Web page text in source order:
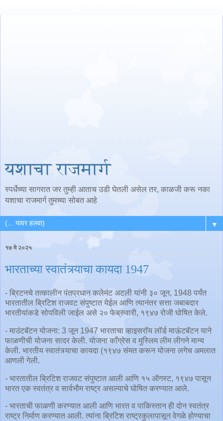
यशाचा राजमार्ग
स्पर्धेच्या सागरात जर तुम्ही आताच उडी घेतली असेल तर, काळजी करू नका
यशाचा राजमार्ग तुमच्या सोबत आहे
▼
१७ मे २०२५
भारताच्या स्वातंत्र्याचा कायदा 1947
- ब्रिटनचे तत्कालीन पंतप्रधान कलेमंट अटली यांनी ३० जून, 1948 पर्यंत
भारतातील ब्रिटिश राजवट संपुष्टात येईल आणि त्यानंतर सत्ता जबाबदार
भारतीयांकडे सोपविली जाईल असे २० फेब्रुवारी, १९४७ रोजी घोषित केले.
- माउंटबॅटन योजना: 3 जून 1947 भारताचा व्हाइसरॉय लॉर्ड माऊंटबॅटन याने
फाळणीची योजना सादर केली. योजना काँग्रेस व मुस्लिम लीम लीगने मान्य
केली. भारतीय स्वातंत्र्याचा कायदा (१९४७ संमत करून योजना लगेच अमलात
आणली गेली.
- भारतातील ब्रिटिश राजवट संपुष्टात आली आणि १५ ऑगस्ट, १९४७ पासून
भारत एक स्वतंत्र व सार्वभौम राष्ट्र असल्याचे घोषित करण्यात आले.
- भारताची फाळणी करण्यात आली आणि भारत व पाकिस्तान ही दोन स्वतंत्र
राष्ट्र निर्माण करण्यात आली. त्यांना ब्रिटिश राष्ट्रकुलापासून वेगळे होण्याचा